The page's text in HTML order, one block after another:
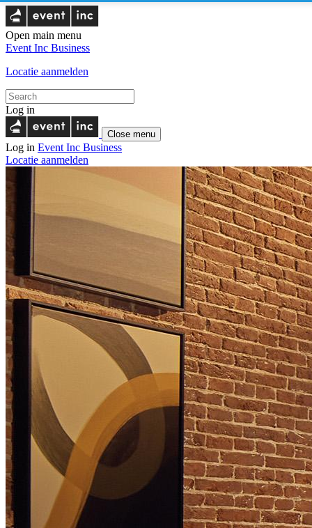
Open main menu
Event Inc Business
Locatie aanmelden
Log in
Close menu
Log in Event Inc Business
Locatie aanmelden